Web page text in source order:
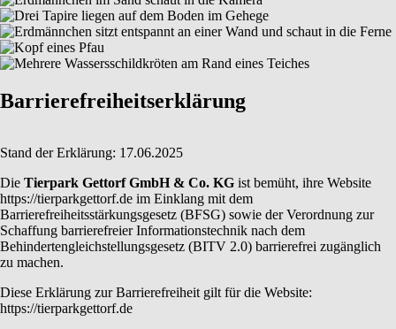
Barrierefreiheitserklärung
Stand der Erklärung: 17.06.2025
Die Tierpark Gettorf GmbH & Co. KG ist bemüht, ihre Website
https://tierparkgettorf.de im Einklang mit dem
Barrierefreiheitsstärkungsgesetz (BFSG) sowie der Verordnung zur
Schaffung barrierefreier Informationstechnik nach dem
Behindertengleichstellungsgesetz (BITV 2.0) barrierefrei zugänglich
zu machen.
Diese Erklärung zur Barrierefreiheit gilt für die Website:
https://tierparkgettorf.de